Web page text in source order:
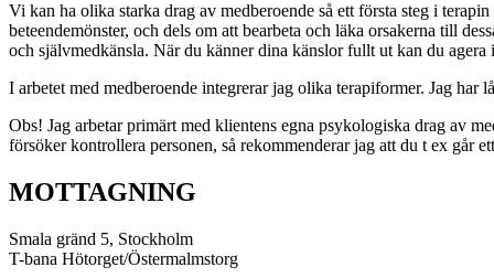
Vi kan ha olika starka drag av medberoende så ett första steg i
beteendemönster, och dels om att bearbeta och läka orsakerna till
och självmedkänsla. När du känner dina känslor fullt ut kan du agera
I arbetet med medberoende integrerar jag olika terapiformer. Jag
Obs! Jag arbetar primärt med klientens egna psykologiska drag av
försöker kontrollera personen, så rekommenderar jag att du t ex går
MOTTAGNING
Smala gränd 5, Stockholm
T-bana Hötorget/Östermalmstorg